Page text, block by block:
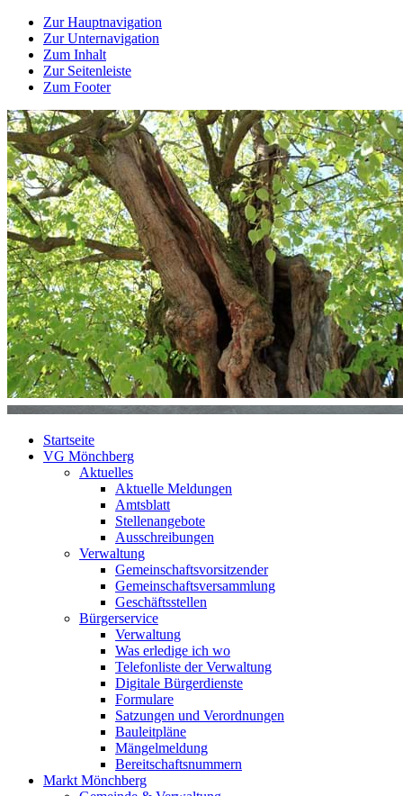
Zur Hauptnavigation
Zur Unternavigation
Zum Inhalt
Zur Seitenleiste
Zum Footer
Startseite
VG Mönchberg
Aktuelles
Aktuelle Meldungen
Amtsblatt
Stellenangebote
Ausschreibungen
Verwaltung
Gemeinschaftsvorsitzender
Gemeinschaftsversammlung
Geschäftsstellen
Bürgerservice
Verwaltung
Was erledige ich wo
Telefonliste der Verwaltung
Digitale Bürgerdienste
Formulare
Satzungen und Verordnungen
Bauleitpläne
Mängelmeldung
Bereitschaftsnummern
Markt Mönchberg